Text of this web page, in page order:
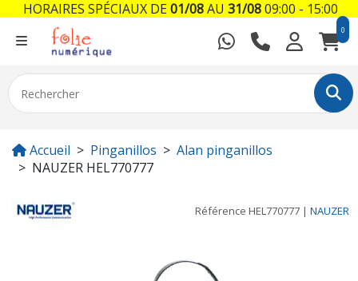
0
Accueil Pinganillos
Alan pinganillos
NAUZER HEL770777
Référence HEL770777 | NAUZER
HORAIRES SPÉCIAUX DE01/08AU 31/0809:00 - 15:00